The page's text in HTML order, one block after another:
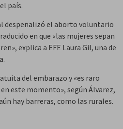
país.
despenalizó el aborto voluntario
en que «las mujeres sepan
explica a EFE Laura Gil, una de
del embarazo y «es raro
este momento», según Álvarez,
hay barreras, como las rurales.